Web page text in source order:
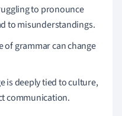
to pronounce
to misunderstandings.
of grammar can change
is deeply tied to culture,
communication.